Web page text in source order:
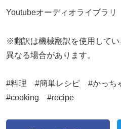
Youtubeオーディオライブラリ
※翻訳は機械翻訳を使用して
異なる場合があります。
#料理 #簡単レシピ #かっち
#cooking #recipe